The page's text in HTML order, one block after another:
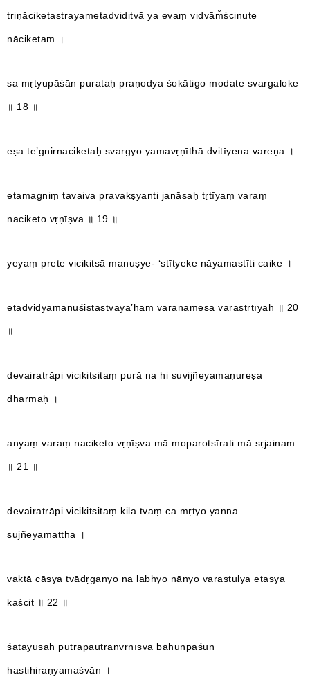
triṇāciketastrayametadviditvā ya evaṃ vidvām̐ścinute
nāciketam ।
sa mṛtyupāśān purataḥ praṇodya śokātigo modate svargaloke
॥ 18 ॥
eṣa te’gnirnaciketaḥ svargyo yamavṛṇīthā dvitīyena vareṇa ।
etamagniṃ tavaiva pravakṣyanti janāsaḥ tṛtīyaṃ varaṃ
naciketo vṛṇīṣva ॥ 19 ॥
yeyaṃ prete vicikitsā manuṣye- ‘stītyeke nāyamastīti caike ।
etadvidyāmanuśiṣṭastvayā’haṃ varāṇāmeṣa varastṛtīyaḥ ॥ 20
॥
devairatrāpi vicikitsitaṃ purā na hi suvijñeyamaṇureṣa
dharmaḥ ।
anyaṃ varaṃ naciketo vṛṇīṣva mā moparotsīrati mā sṛjainam
॥ 21 ॥
devairatrāpi vicikitsitaṃ kila tvaṃ ca mṛtyo yanna
sujñeyamāttha ।
vaktā cāsya tvādṛganyo na labhyo nānyo varastulya etasya
kaścit ॥ 22 ॥
śatāyuṣaḥ putrapautrānvṛṇīṣvā bahūnpaśūn
hastihiraṇyamaśvān ।